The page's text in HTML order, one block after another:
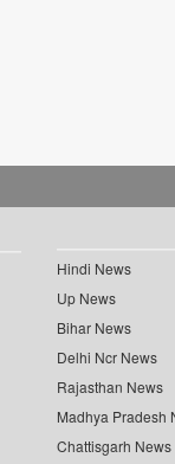
Hindi News
Up News
Bihar News
Delhi Ncr News
Rajasthan News
Madhya Pradesh
Chattisgarh News